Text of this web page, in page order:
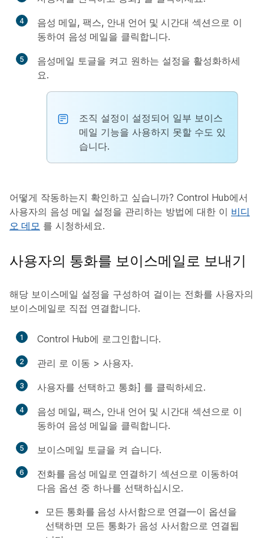
4 음성 메일, 팩스, 안내 언어 및 시간대 섹션으로 이
동하여 음성 메일을 클릭합니다.
5 음성메일 토글을 켜고 원하는 설정을 활성화하세
요.
조직 설정이 설정되어 일부 보이스
메일 기능을 사용하지 못할 수도 있
습니다.
어떻게 작동하는지 확인하고 싶습니까? Control Hub에서
사용자의 음성 메일 설정을 관리하는 방법에 대한 이 비디
오 데모 를 시청하세요.
사용자의 통화를 보이스메일로 보내기
해당 보이스메일 설정을 구성하여 걸이는 전화를 사용자의
보이스메일로 직접 연결합니다.
1 Control Hub에 로그인합니다.
2 관리 로 이동 > 사용자.
3 사용자를 선택하고 통화] 를 클릭하세요.
4 음성 메일, 팩스, 안내 언어 및 시간대 섹션으로 이
동하여 음성 메일을 클릭합니다.
5 보이스메일 토글을 켜 습니다.
6 전화를 음성 메일로 연결하기 섹션으로 이동하여
다음 옵션 중 하나를 선택하십시오.
모든 통화를 음성 사서함으로 연결—이 옵션을
선택하면 모든 통화가 음성 사서함으로 연결됩